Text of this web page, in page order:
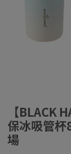
【BLACK
保冰吸管
場